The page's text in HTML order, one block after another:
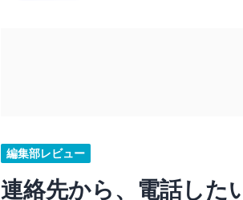
編集部レビュー
連絡先から、電話し